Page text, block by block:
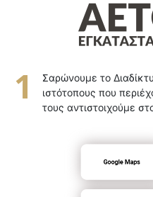
Σαρώνουμε το
ιστότοπους που
τους αντιστοιχούμε